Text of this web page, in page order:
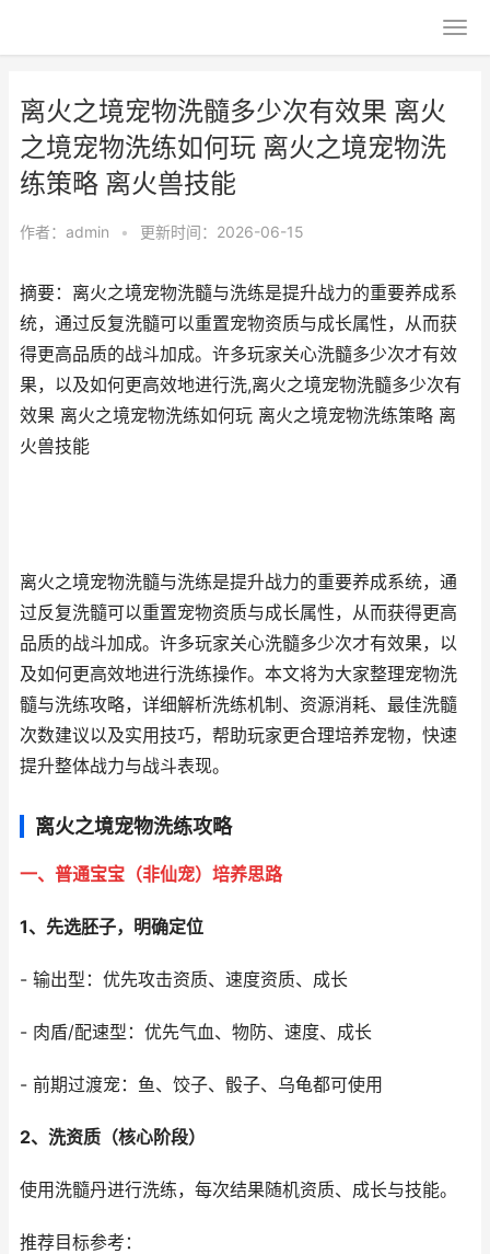
离火之境宠物洗髓多少次有效果 离火
之境宠物洗练如何玩 离火之境宠物洗
练策略 离火兽技能
作者： admin • 更新时间：2026-06-15
摘要：离火之境宠物洗髓与洗练是提升战力的重要养成系
统，通过反复洗髓可以重置宠物资质与成长属性，从而获
得更高品质的战斗加成。许多玩家关心洗髓多少次才有效
果，以及如何更高效地进行洗,离火之境宠物洗髓多少次有
效果 离火之境宠物洗练如何玩 离火之境宠物洗练策略 离
火兽技能
离火之境宠物洗髓与洗练是提升战力的重要养成系统，通
过反复洗髓可以重置宠物资质与成长属性，从而获得更高
品质的战斗加成。许多玩家关心洗髓多少次才有效果，以
及如何更高效地进行洗练操作。本文将为大家整理宠物洗
髓与洗练攻略，详细解析洗练机制、资源消耗、最佳洗髓
次数建议以及实用技巧，帮助玩家更合理培养宠物，快速
提升整体战力与战斗表现。
离火之境宠物洗练攻略
一、普通宝宝（非仙宠）培养思路
1、先选胚子，明确定位
- 输出型：优先攻击资质、速度资质、成长
- 肉盾/配速型：优先气血、物防、速度、成长
- 前期过渡宠：鱼、饺子、骰子、乌龟都可使用
2、洗资质（核心阶段）
使用洗髓丹进行洗练，每次结果随机资质、成长与技能。
推荐目标参考：